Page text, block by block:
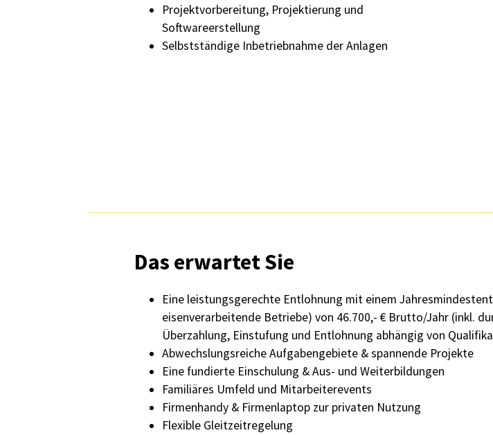
Projektvorbereitung, Projektierung und
Softwareerstellung
Selbstständige Inbetriebnahme der Anlagen
Das erwartet Sie
Eine leistungsgerechte Entlohnung mit einem
eisenverarbeitende Betriebe) von 46.700,- € Brutto/Jahr (inkl.
Überzahlung, Einstufung und Entlohnung abhängig von
Abwechslungsreiche Aufgabengebiete & spannende Projekte
Eine fundierte Einschulung & Aus- und Weiterbildungen
Familiäres Umfeld und Mitarbeiterevents
Firmenhandy & Firmenlaptop zur privaten Nutzung
Flexible Gleitzeitregelung